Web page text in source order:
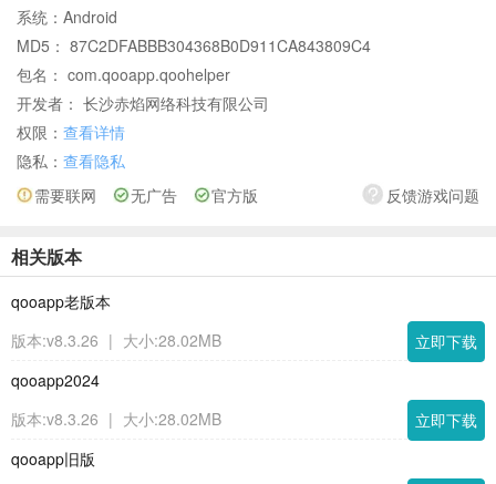
系统： Android
MD5： 87C2DFABBB304368B0D911CA843809C4
包名： com.qooapp.qoohelper
开发者： 长沙赤焰网络科技有限公司
权限： 查看详情
隐私： 查看隐私
反馈游戏问题
需要联网 无广告 官方版
相关版本
qooapp老版本
版本:v8.3.26 | 大小:28.02MB
立即下载
qooapp2024
版本:v8.3.26 | 大小:28.02MB
立即下载
qooapp旧版